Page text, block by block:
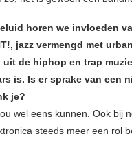
horen we invloeden
jazz vermengd met
uit de hiphop en trap
is. Is er sprake van een
je?
wel eens kunnen. Ook bij
steeds meer een rol